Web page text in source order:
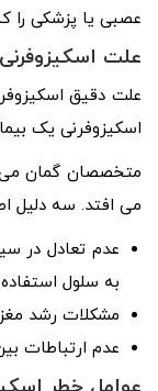
عصبی یا پزشکی را
علت
علت دقیق
اسکیزوفرنی یک
متخصصان گمان می
می افتد. سه دلیل
عدم تعادل در
به سلول
مشکلات رشد مغز
عدم ارتباطات